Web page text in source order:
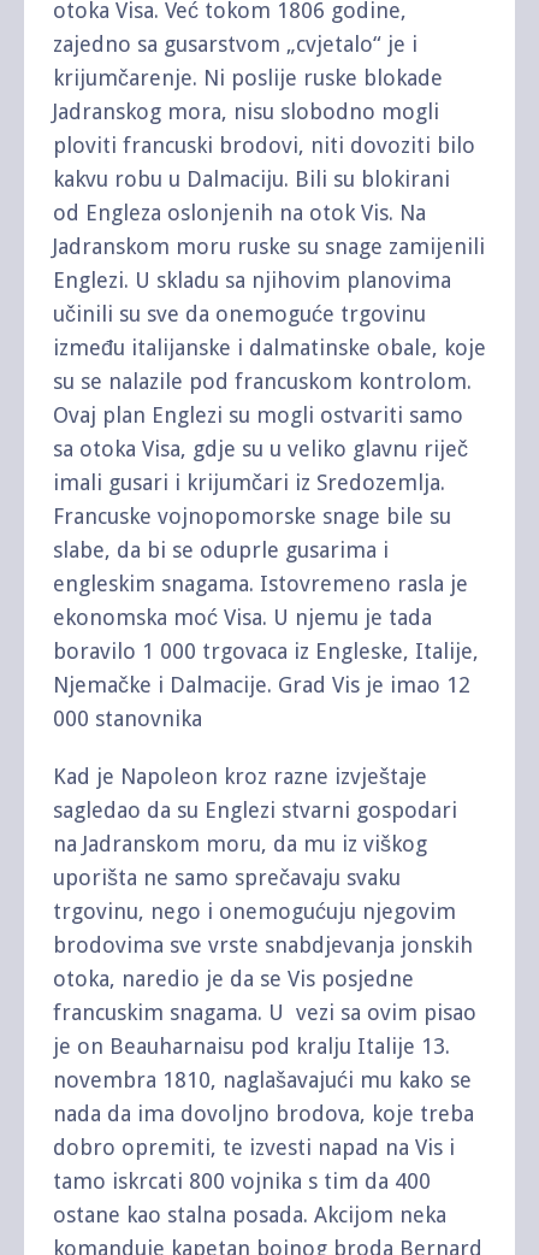
otoka Visa. Već tokom 1806 godine,
zajedno sa gusarstvom „cvjetalo“ je i
krijumčarenje. Ni poslije ruske blokade
Jadranskog mora, nisu slobodno mogli
ploviti francuski brodovi, niti dovoziti bilo
kakvu robu u Dalmaciju. Bili su blokirani
od Engleza oslonjenih na otok Vis. Na
Jadranskom moru ruske su snage zamijenili
Englezi. U skladu sa njihovim planovima
učinili su sve da onemoguće trgovinu
između italijanske i dalmatinske obale, koje
su se nalazile pod francuskom kontrolom.
Ovaj plan Englezi su mogli ostvariti samo
sa otoka Visa, gdje su u veliko glavnu riječ
imali gusari i krijumčari iz Sredozemlja.
Francuske vojnopomorske snage bile su
slabe, da bi se oduprle gusarima i
engleskim snagama. Istovremeno rasla je
ekonomska moć Visa. U njemu je tada
boravilo 1 000 trgovaca iz Engleske, Italije,
Njemačke i Dalmacije. Grad Vis je imao 12
000 stanovnika
Kad je Napoleon kroz razne izvještaje
sagledao da su Englezi stvarni gospodari
na Jadranskom moru, da mu iz viškog
uporišta ne samo sprečavaju svaku
trgovinu, nego i onemogućuju njegovim
brodovima sve vrste snabdjevanja jonskih
otoka, naredio je da se Vis posjedne
francuskim snagama. U vezi sa ovim pisao
je on Beauharnaisu pod kralju Italije 13.
novembra 1810, naglašavajući mu kako se
nada da ima dovoljno brodova, koje treba
dobro opremiti, te izvesti napad na Vis i
tamo iskrcati 800 vojnika s tim da 400
ostane kao stalna posada. Akcijom neka
komanduje kapetan bojnog broda Bernard